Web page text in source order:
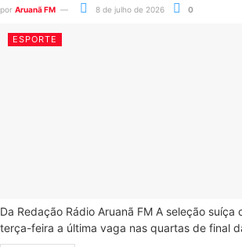
por Aruanã FM 8 de julho de 2026 0
ESPORTE
Da Redação Rádio Aruanã FM A seleção suíça
terça-feira a última vaga nas quartas de final